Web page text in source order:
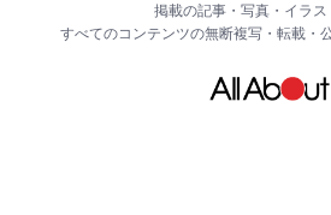
掲載の記事・写真・イラス
すべてのコンテンツの無断複写・転載・